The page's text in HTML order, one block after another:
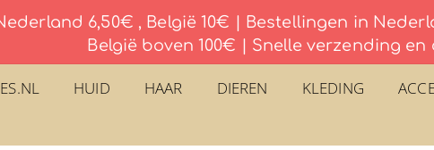
6,50€ , België 10€ | Bestellingen in
België boven 100€ | Snelle verzending en
HUID HAAR DIEREN KLEDING